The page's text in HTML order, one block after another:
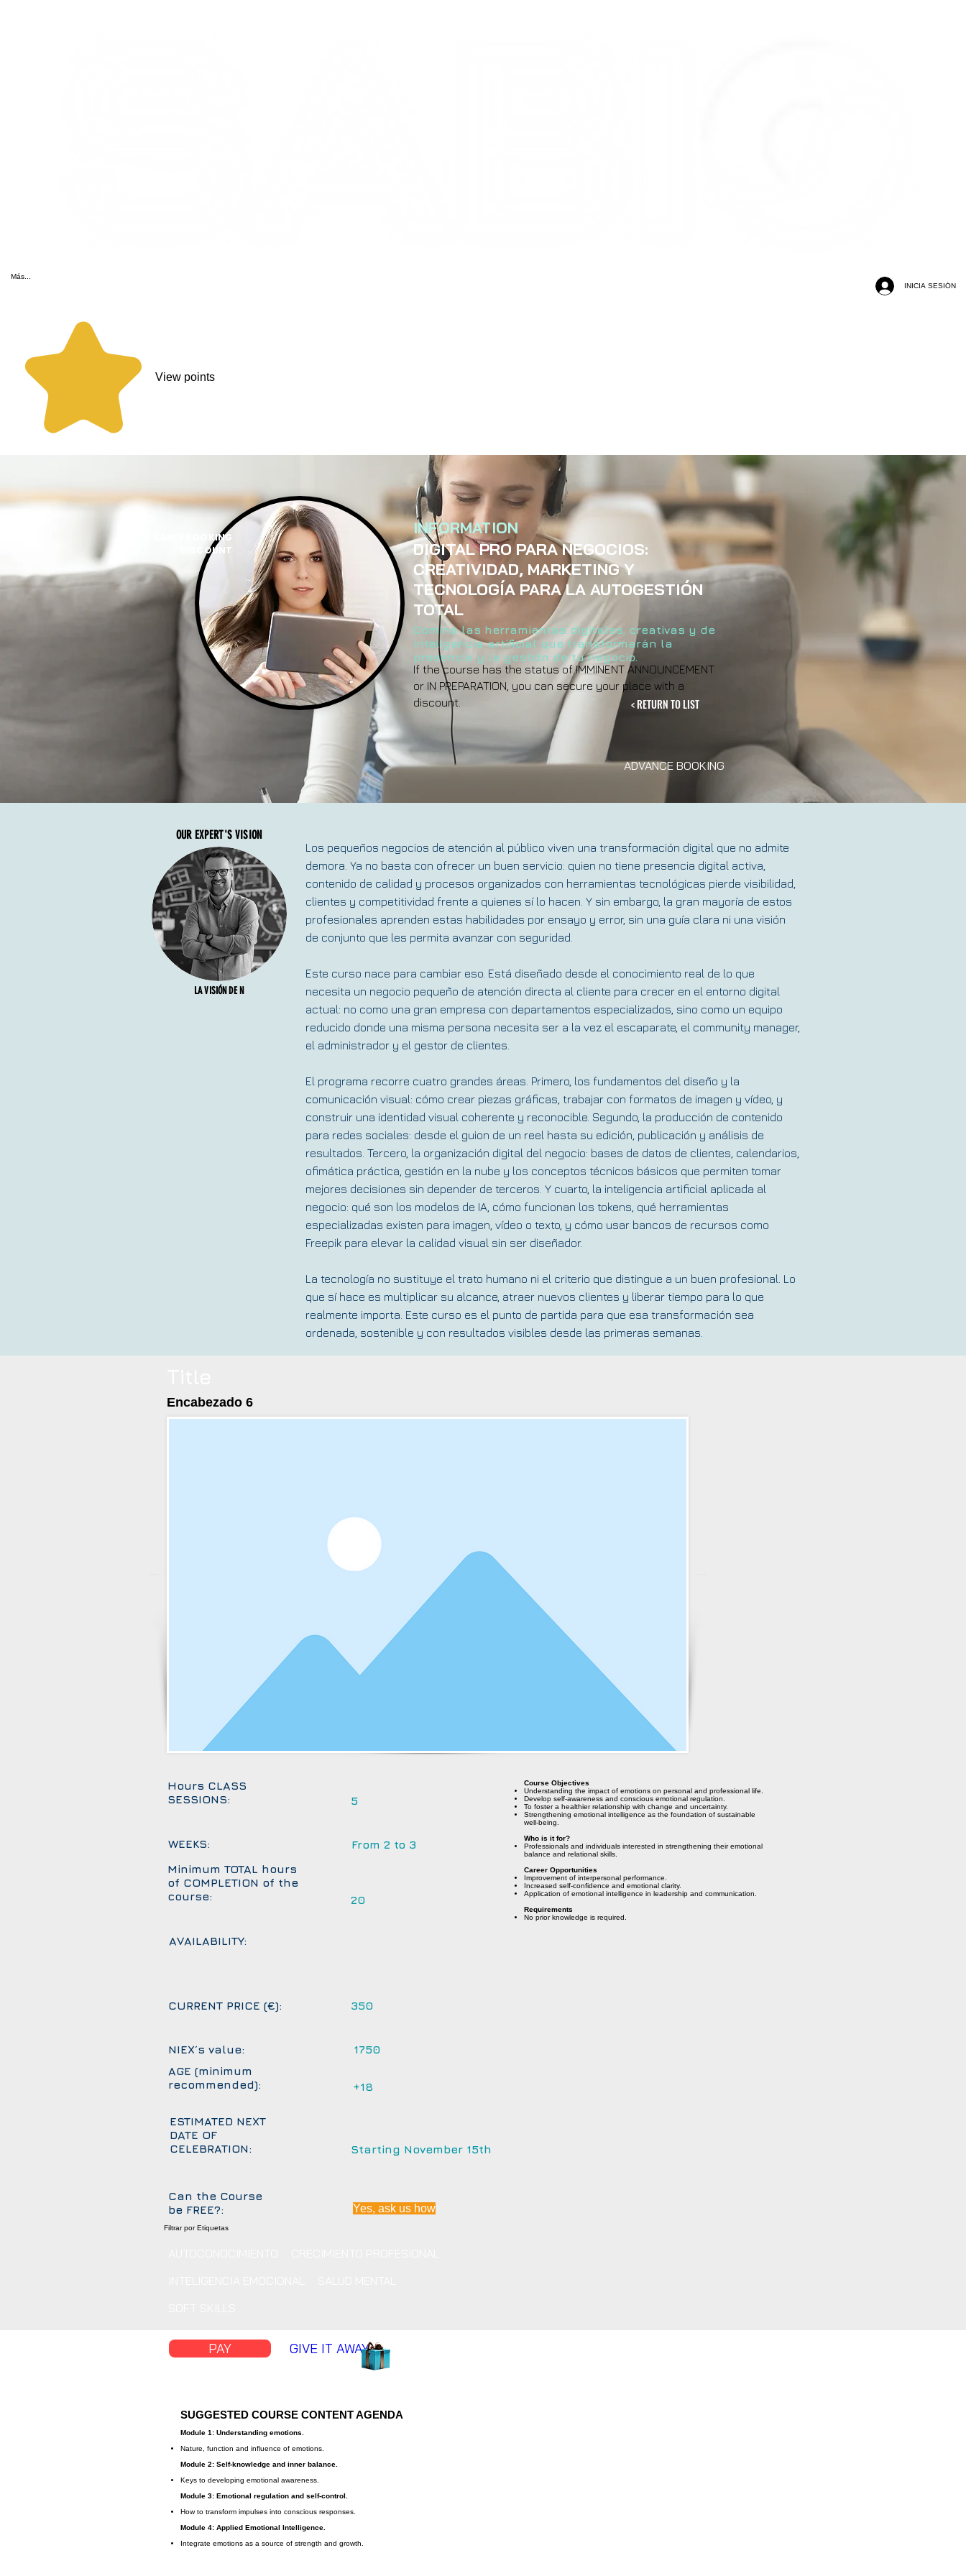
Más...
INICIA SESIÓN
View points
INFORMATION
DIGITAL PRO PARA NEGOCIOS:
CREATIVIDAD, MARKETING Y
TECNOLOGÍA PARA LA AUTOGESTIÓN
TOTAL
Domina las herramientas digitales, creativas y de
inteligencia artificial que transformarán la
presencia y la gestión de tu negocio.
If the course has the status of IMMINENT ANNOUNCEMENT
or IN PREPARATION, you can secure your place with a
discount.
< RETURN TO LIST
EARLY BOOKING
DISCOUNT
ADVANCE BOOKING
OUR EXPERT'S VISION
LA VISIÓN DE N
Los pequeños negocios de atención al público viven una transformación digital que no admite
demora. Ya no basta con ofrecer un buen servicio: quien no tiene presencia digital activa,
contenido de calidad y procesos organizados con herramientas tecnológicas pierde visibilidad,
clientes y competitividad frente a quienes sí lo hacen. Y sin embargo, la gran mayoría de estos
profesionales aprenden estas habilidades por ensayo y error, sin una guía clara ni una visión
de conjunto que les permita avanzar con seguridad.
Este curso nace para cambiar eso. Está diseñado desde el conocimiento real de lo que
necesita un negocio pequeño de atención directa al cliente para crecer en el entorno digital
actual: no como una gran empresa con departamentos especializados, sino como un equipo
reducido donde una misma persona necesita ser a la vez el escaparate, el community manager,
el administrador y el gestor de clientes.
El programa recorre cuatro grandes áreas. Primero, los fundamentos del diseño y la
comunicación visual: cómo crear piezas gráficas, trabajar con formatos de imagen y vídeo, y
construir una identidad visual coherente y reconocible. Segundo, la producción de contenido
para redes sociales: desde el guion de un reel hasta su edición, publicación y análisis de
resultados. Tercero, la organización digital del negocio: bases de datos de clientes, calendarios,
ofimática práctica, gestión en la nube y los conceptos técnicos básicos que permiten tomar
mejores decisiones sin depender de terceros. Y cuarto, la inteligencia artificial aplicada al
negocio: qué son los modelos de IA, cómo funcionan los tokens, qué herramientas
especializadas existen para imagen, vídeo o texto, y cómo usar bancos de recursos como
Freepik para elevar la calidad visual sin ser diseñador.
La tecnología no sustituye el trato humano ni el criterio que distingue a un buen profesional. Lo
que sí hace es multiplicar su alcance, atraer nuevos clientes y liberar tiempo para lo que
realmente importa. Este curso es el punto de partida para que esa transformación sea
ordenada, sostenible y con resultados visibles desde las primeras semanas.
Encabezado 6
Hours CLASS
SESSIONS:
WEEKS:
Minimum TOTAL hours
of COMPLETION of the
course:
AVAILABILITY:
CURRENT PRICE (€):
NIEX´s value:
AGE (minimum
recommended):
ESTIMATED NEXT
DATE OF
CELEBRATION:
Can the Course
be FREE?:
5
From 2 to 3
20
350
1750
+18
Starting November 15th
Yes, ask us how
Course Objectives
Understanding the impact of emotions on personal and professional life.
Develop self-awareness and conscious emotional regulation.
To foster a healthier relationship with change and uncertainty.
Strengthening emotional intelligence as the foundation of sustainable
well-being.
Who is it for?
Professionals and individuals interested in strengthening their emotional
balance and relational skills.
Career Opportunities
Improvement of interpersonal performance.
Increased self-confidence and emotional clarity.
Application of emotional intelligence in leadership and communication.
Requirements
No prior knowledge is required.
Filtrar por Etiquetas
PAY GIVE IT AWAY
SUGGESTED COURSE CONTENT AGENDA
Module 1: Understanding emotions.
Nature, function and influence of emotions.
Module 2: Self-knowledge and inner balance.
Keys to developing emotional awareness.
Module 3: Emotional regulation and self-control.
How to transform impulses into conscious responses.
Module 4: Applied Emotional Intelligence.
Integrate emotions as a source of strength and growth.